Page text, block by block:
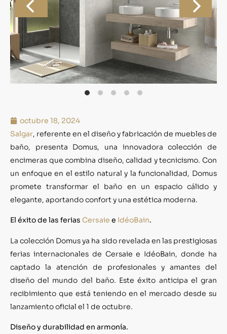
octubre 18, 2024
Salgar, referente en el diseño y fabricación de muebles de
baño, presenta Domus, una innovadora colección de
encimeras que combina diseño, calidad y tecnicismo. Con
un enfoque en el estilo natural y la funcionalidad, Domus
promete transformar el baño en un espacio cálido y
elegante, aportando confort y una estética moderna.
El éxito de las ferias Cersaie e IdéoBain.
La colección Domus ya ha sido revelada en las prestigiosas
ferias internacionales de Cersaie e IdéoBain, donde ha
captado la atención de profesionales y amantes del
diseño del mundo del baño. Este éxito anticipa el gran
recibimiento que está teniendo en el mercado desde su
lanzamiento oficial el 1 de octubre.
Diseño y durabilidad en armonía.